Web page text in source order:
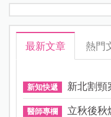
最新文章 熱門
新知快遞 新北割頸
醫師專欄 立秋後秋